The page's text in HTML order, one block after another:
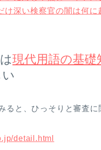
け深い検察官の闇は何
は現代用語の基礎
ると、ひっそりと審査に
detail.html